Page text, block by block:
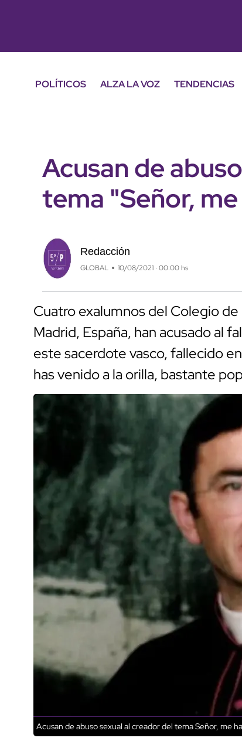
POLÍTICOS ALZA LA VOZ TENDENCIAS
Acusan de
tema "Señor,
Redacción
GLOBAL 10/08/2021 · 00:00 hs
Cuatro exalumnos del Colegio
Madrid, España, han acusado al
este sacerdote vasco, fallecido
has venido a la orilla, bastante
Acusan de abuso sexual al creador del tema Señor, me